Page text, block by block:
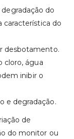
do
característica do
desbotamento.
cloro, água
inibir o
e degradação.
de
do monitor ou